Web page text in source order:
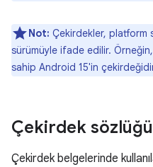
Not: Çekirdekler, platform
sürümüyle ifade edilir. Örneğin,
sahip Android 15'in
Çekirdek sözlüğü
Çekirdek belgelerinde